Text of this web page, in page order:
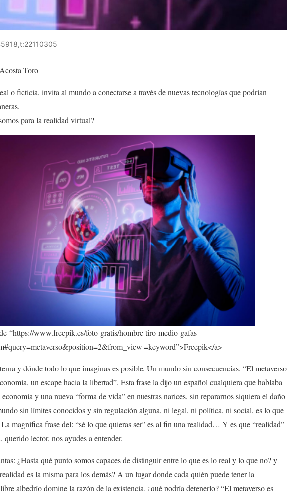
Toro
o ficticia, invita al mundo a conectarse a través de nuevas tecnologías que podrían
para la realidad virtual?
“https://www.freepik.es/foto-gratis/hombre-tiro-medio-gafas
=keyword”>Freepik</a>
y dónde todo lo que imaginas es posible. Un mundo sin consecuencias. “El metaverso
un escape hacia la libertad”. Esta frase la dijo un español cualquiera que hablaba
y una nueva “forma de vida” en nuestras narices, sin repararnos siquiera el daño
sin límites conocidos y sin regulación alguna, ni legal, ni política, ni social, es lo que
magnífica frase del: “sé lo que quieras ser” es al fin una realidad… Y es que “realidad”
querido lector, nos ayudes a entender.
¿Hasta qué punto somos capaces de distinguir entre lo que es lo real y lo que no? y
es la misma para los demás? A un lugar donde cada quién puede tener la
albedrío domine la razón de la existencia, ¿qué podría detenerlo? “El metaverso es